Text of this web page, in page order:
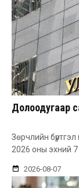
Долоодугаар
Зөрчлийн
2026 оны эхний
2026-08-07